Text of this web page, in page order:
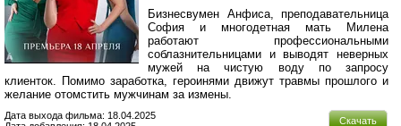
Бизнесвумен Анфиса, преподавательница
София и многодетная мать Милена
работают профессиональными
соблазнительницами и выводят неверных
мужей на чистую воду по запросу
клиенток. Помимо заработка, героинями движут травмы прошлого и
желание отомстить мужчинам за измены.
Скачать
Дата выхода фильма: 18.04.2025